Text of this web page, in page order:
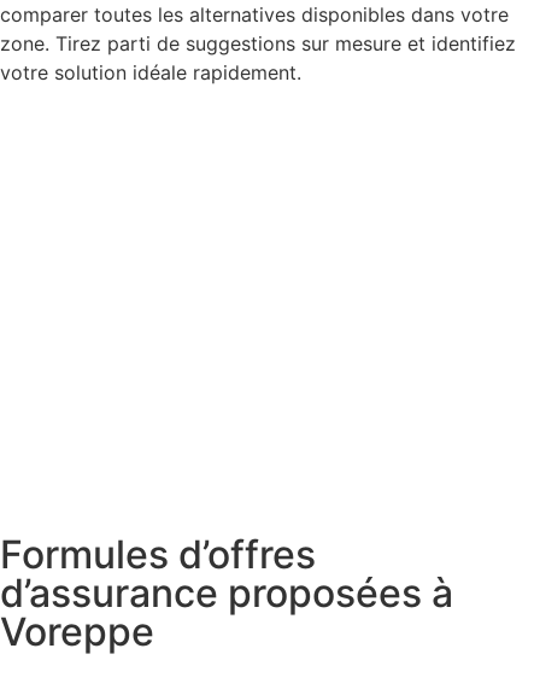
comparer toutes les alternatives disponibles dans votre
zone. Tirez parti de suggestions sur mesure et identifiez
votre solution idéale rapidement.
Formules d’offres
d’assurance proposées à
Voreppe